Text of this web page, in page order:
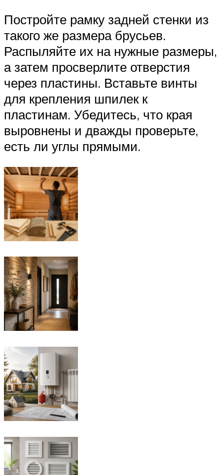
Постройте рамку задней стенки из
такого же размера брусьев.
Распыляйте их на нужные размеры,
а затем просверлите отверстия
через пластины. Вставьте винты
для крепления шпилек к
пластинам. Убедитесь, что края
выровнены и дважды проверьте,
есть ли углы прямыми.